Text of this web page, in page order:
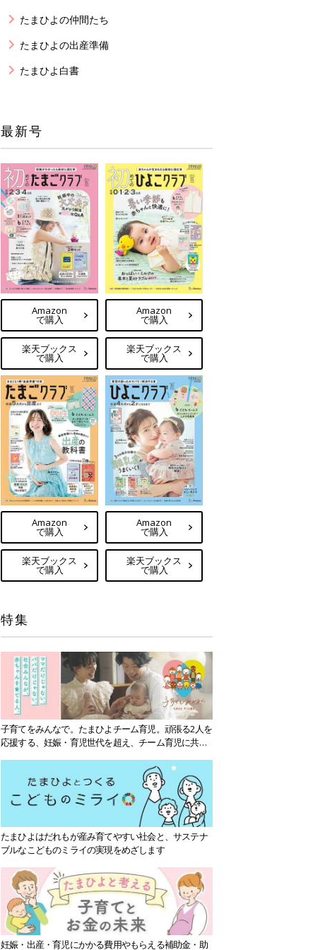
たまひよの仲間たち
たまひよの出産準備
たまひよ白書
最新号
Amazon
で購入
楽天ブックス
で購入
Amazon
で購入
楽天ブックス
で購入
Amazon
で購入
楽天ブックス
で購入
Amazon
で購入
楽天ブックス
で購入
特集
子育てをみんなで。たまひよチーム育児。頑張る2人を
応援する、妊娠・育児世代を超え、チーム育児に共感
たまひよはだれもが産み育てやすい社会と、サステナ
ブルなこどものミライの実現をめざします
妊娠・出産・育児にかかる費用やもらえる補助金・助